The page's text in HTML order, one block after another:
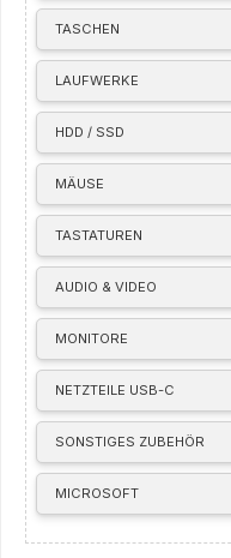
TASCHEN
LAUFWERKE
HDD / SSD
MÄUSE
TASTATUREN
AUDIO & VIDEO
MONITORE
NETZTEILE USB-C
SONSTIGES ZUBEHÖR
MICROSOFT